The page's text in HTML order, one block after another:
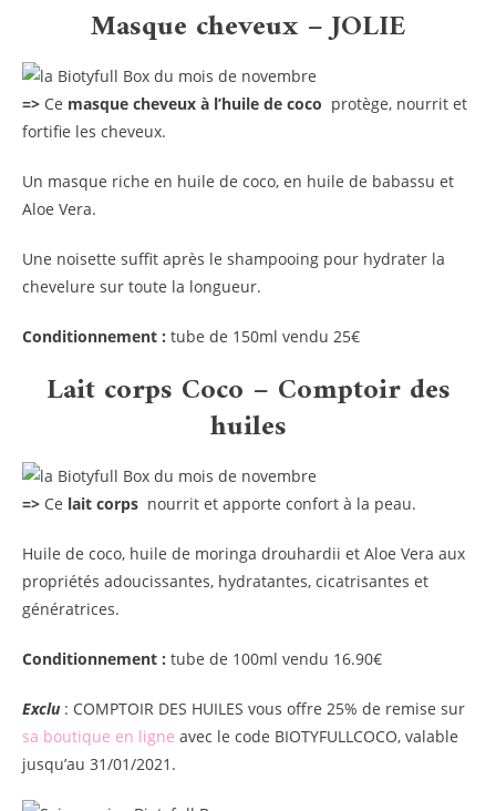
Masque cheveux – JOLIE
=> Ce masque cheveux à l’huile de coco protège, nourrit et
fortifie les cheveux.
Un masque riche en huile de coco, en huile de babassu et
Aloe Vera.
Une noisette suffit après le shampooing pour hydrater la
chevelure sur toute la longueur.
Conditionnement : tube de 150ml vendu 25€
Lait corps Coco – Comptoir des
huiles
=> Ce lait corps nourrit et apporte confort à la peau.
Huile de coco, huile de moringa drouhardii et Aloe Vera aux
propriétés adoucissantes, hydratantes, cicatrisantes et
génératrices.
Conditionnement : tube de 100ml vendu 16.90€
Exclu : COMPTOIR DES HUILES vous offre 25% de remise sur
sa boutique en ligne avec le code BIOTYFULLCOCO, valable
jusqu’au 31/01/2021.